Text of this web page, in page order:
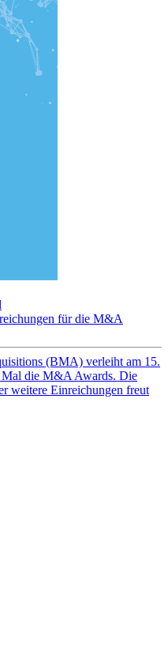
für die M&A
(BMA) verleiht am 15.
die M&A Awards. Die
weitere Einreichungen freut